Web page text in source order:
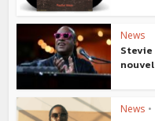
News
Stevie
News •